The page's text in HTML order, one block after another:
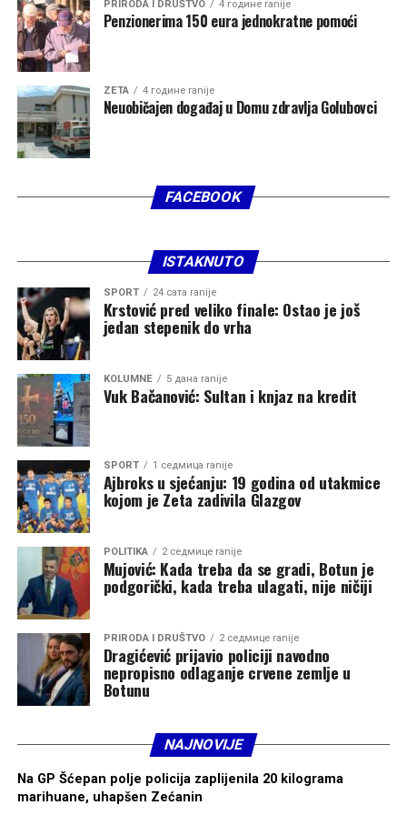
ličnog razvoja.PRIRODA I DRUŠTVO 4 године ranije
Penzionerima 150 eura jednokratne pomoći
ZETA 4 године ranije
Neuobičajen događaj u Domu zdravlja Golubovci
FACEBOOK
ISTAKNUTO
SPORT 24 сата ranije
Krstović pred veliko finale: Ostao je još
jedan stepenik do vrha
KOLUMNE 5 дана ranije
Vuk Bačanović: Sultan i knjaz na kredit
SPORT 1 седмица ranije
Ajbroks u sjećanju: 19 godina od utakmice
kojom je Zeta zadivila Glazgov
POLITIKA 2 седмице ranije
Mujović: Kada treba da se gradi, Botun je
podgorički, kada treba ulagati, nije ničiji
PRIRODA I DRUŠTVO 2 седмице ranije
Dragićević prijavio policiji navodno
nepropisno odlaganje crvene zemlje u
Botunu
NAJNOVIJE
Na GP Šćepan polje policija zaplijenila 20 kilograma
marihuane, uhapšen Zećanin